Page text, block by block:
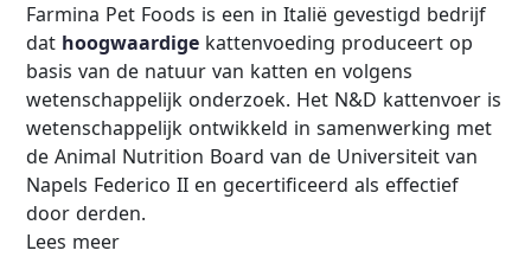
Farmina Pet Foods is een in Italië gevestigd bedrijf
dat hoogwaardige kattenvoeding produceert op
basis van de natuur van katten en volgens
wetenschappelijk onderzoek. Het N&D kattenvoer is
wetenschappelijk ontwikkeld in samenwerking met
de Animal Nutrition Board van de Universiteit van
Napels Federico II en gecertificeerd als effectief
door derden.
Lees meer